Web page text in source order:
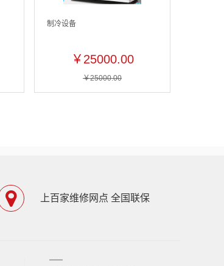
制冷设备
￥25000.00
￥25000.00
上百家维修网点 全国联保